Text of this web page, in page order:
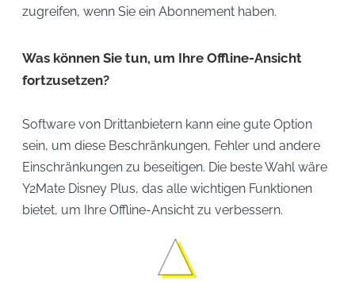
zugreifen, wenn Sie ein Abonnement haben.
Was können Sie tun, um Ihre Offline-Ansicht
fortzusetzen?
Software von Drittanbietern kann eine gute Option
sein, um diese Beschränkungen, Fehler und andere
Einschränkungen zu beseitigen. Die beste Wahl wäre
Y2Mate Disney Plus, das alle wichtigen Funktionen
bietet, um Ihre Offline-Ansicht zu verbessern.